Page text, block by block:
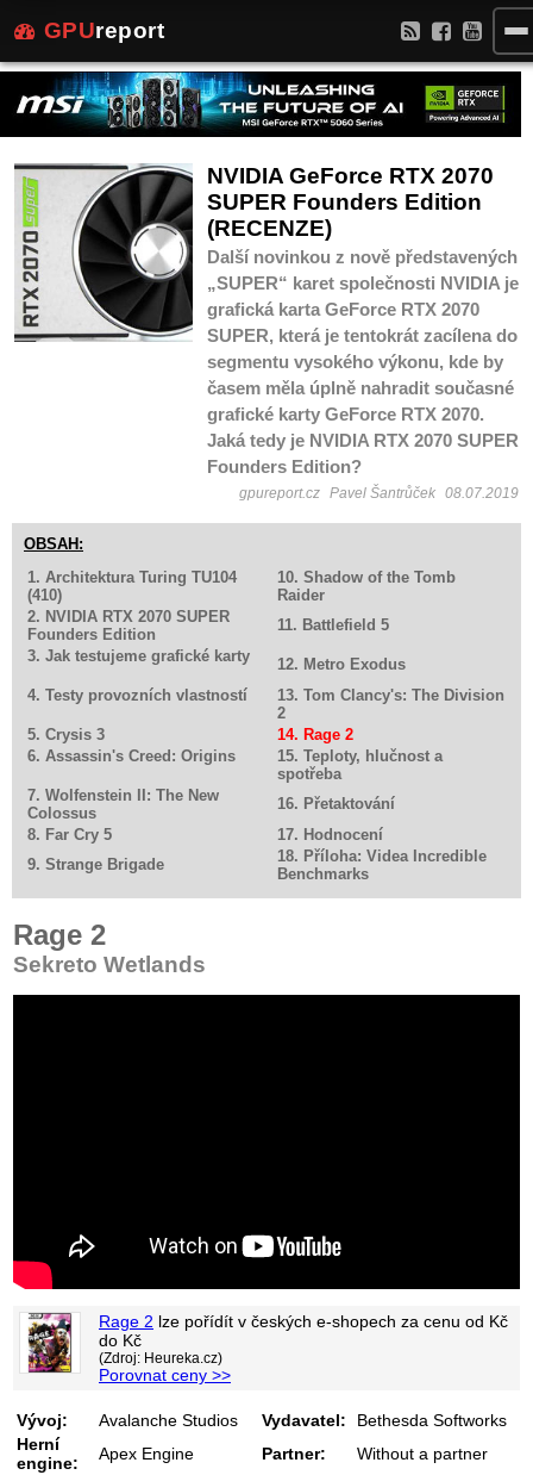
GPUreport
NVIDIA GeForce RTX 2070
SUPER Founders Edition
(RECENZE)
Další novinkou z nově představených
„SUPER“ karet společnosti NVIDIA je
grafická karta GeForce RTX 2070
SUPER, která je tentokrát zacílena do
segmentu vysokého výkonu, kde by
časem měla úplně nahradit současné
grafické karty GeForce RTX 2070.
Jaká tedy je NVIDIA RTX 2070 SUPER
Founders Edition?
gpureport.cz Pavel Šantrůček 08.07.2019
OBSAH:
1. Architektura Turing TU104
(410)
10. Shadow of the Tomb
Raider
2. NVIDIA RTX 2070 SUPER
Founders Edition
11. Battlefield 5
3. Jak testujeme grafické karty
12. Metro Exodus
4. Testy provozních vlastností
13. Tom Clancy's: The Division
2
5. Crysis 3
14. Rage 2
6. Assassin's Creed: Origins
15. Teploty, hlučnost a
spotřeba
7. Wolfenstein II: The New
Colossus
16. Přetaktování
8. Far Cry 5
17. Hodnocení
9. Strange Brigade
18. Příloha: Videa Incredible
Benchmarks
Rage 2
Sekreto Wetlands
Rage 2 lze pořídít v českých e-shopech za cenu od Kč
do Kč
(Zdroj: Heureka.cz)
Porovnat ceny >>
Vývoj: Avalanche Studios Vydavatel:
Bethesda Softworks
Herní
engine:
Apex Engine Partner:
Without a partner